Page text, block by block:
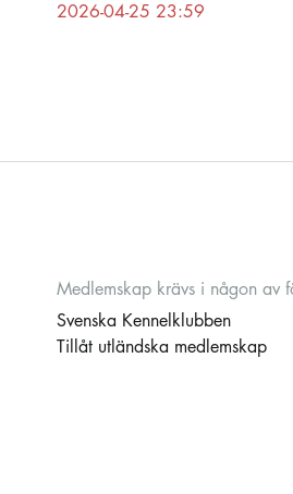
2026-04-25 23:59
Medlemskap krävs i någon av
Svenska Kennelklubben
Tillåt utländska medlemskap